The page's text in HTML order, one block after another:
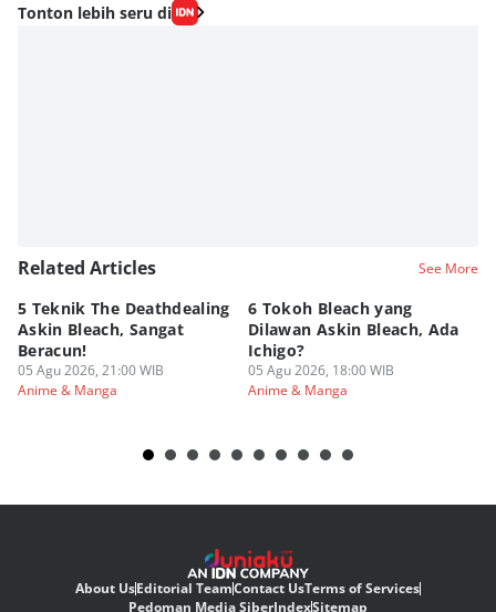
Tonton lebih seru di
Related Articles See More
5 Teknik The Deathdealing
Askin Bleach, Sangat
Beracun!
05 Agu 2026, 21:00 WIB
Anime & Manga
6 Tokoh Bleach yang
Dilawan Askin Bleach, Ada
Ichigo?
05 Agu 2026, 18:00 WIB
Anime & Manga
About UsEditorial TeamContact UsTerms of Services
Pedoman Media SiberIndexSitemap